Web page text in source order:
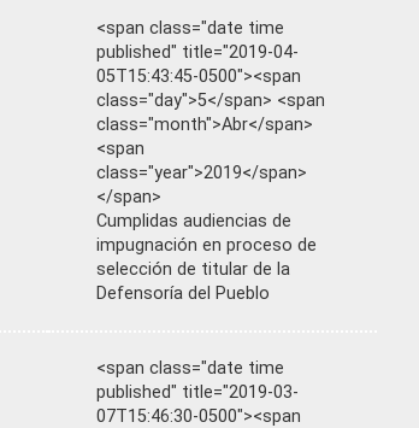
<span class="date time
published" title="2019-04-
05T15:43:45-0500"><span
class="day">5</span> <span
class="month">Abr</span>
<span
class="year">2019</span>
</span>
Cumplidas audiencias de
impugnación en proceso de
selección de titular de la
Defensoría del Pueblo
<span class="date time
published" title="2019-03-
07T15:46:30-0500"><span